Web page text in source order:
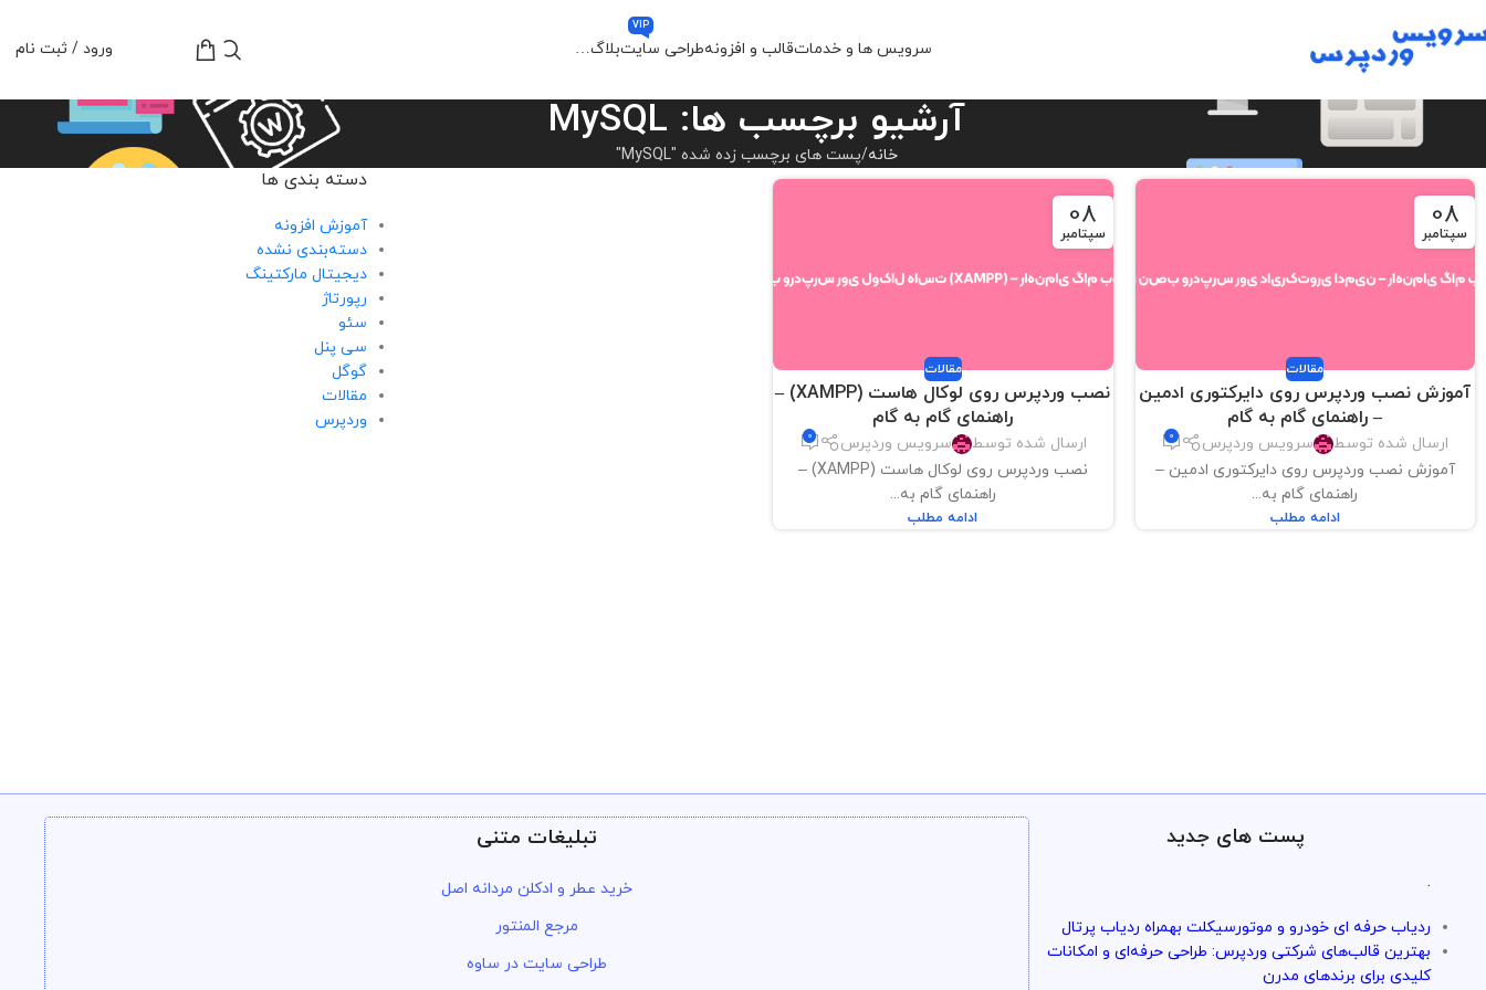
سرویس ها و خدماتقالب و افزونهطراحی سایت
VIP
بلاگ… ورود / ثبت نام
آرشیو برچسب ها: MySQL
خانه پست های برچسب زده شده "MySQL"
08
سپتامبر
مقالات
آموزش نصب وردپرس روی دایرکتوری ادمین
– راهنمای گام به گام
ارسال شده توسط سرویس وردپرس 0
آموزش نصب وردپرس روی دایرکتوری ادمین –
راهنمای گام به...
ادامه مطلب
08
سپتامبر
مقالات
نصب وردپرس روی لوکال هاست (XAMPP) –
راهنمای گام به گام
ارسال شده توسط سرویس وردپرس 0
نصب وردپرس روی لوکال هاست (XAMPP) –
راهنمای گام به...
ادامه مطلب
دسته بندی ها
آموزش افزونه
دسته‌بندی نشده
دیجیتال مارکتینگ
رپورتاژ
سئو
سی پنل
گوگل
مقالات
وردپرس
پست های جدید
.
ردیاب حرفه ای خودرو و موتورسیکلت بهمراه ردیاب پرتال
بهترین قالب‌های شرکتی وردپرس: طراحی حرفه‌ای و امکانات
کلیدی برای برندهای مدرن
تبلیغات متنی
خرید عطر و ادکلن مردانه اصل
مرجع المنتور
طراحی سایت در ساوه